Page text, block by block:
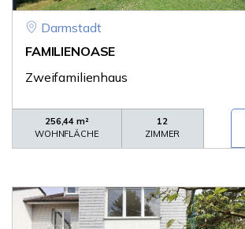
Darmstadt
FAMILIENOASE
Zweifamilienhaus
256,44 m²
WOHNFLÄCHE
12
ZIMMER